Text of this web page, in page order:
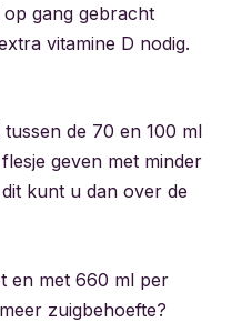
gang gebracht
vitamine D nodig.
de 70 en 100 ml
geven met minder
kunt u dan over de
en met 660 ml per
zuigbehoefte?